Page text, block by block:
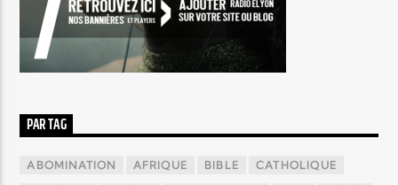
PAR TAG
ABOMINATION AFRIQUE BIBLE CATHOLIQUE